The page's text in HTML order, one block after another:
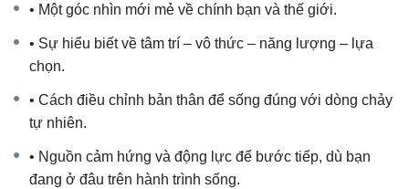
dành tặng cộng đồng – những người đang đi tìm ý nghĩa,
Khoá là những kiến thức cơ bản giúp bạn bắt đầu hành
trình khám phá của chính mình
Khóa học này dành cho ai?
• Một góc nhìn mới mẻ về chính bạn và thế giới.
• Sự hiểu biết về tâm trí – vô thức – năng lượng – lựa
chọn.
• Cách điều chỉnh bản thân để sống đúng với dòng chảy
tự nhiên.
• Nguồn cảm hứng và động lực để bước tiếp, dù bạn
đang ở đâu trên hành trình sống.